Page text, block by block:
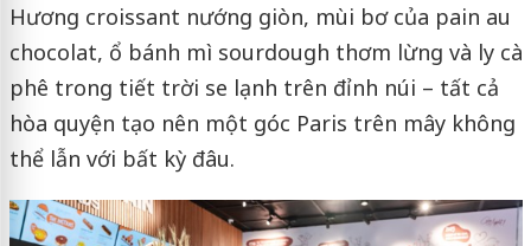
Hương croissant nướng giòn, mùi bơ của pain au
chocolat, ổ bánh mì sourdough thơm lừng và ly cà
phê trong tiết trời se lạnh trên đỉnh núi – tất cả
hòa quyện tạo nên một góc Paris trên mây không
thể lẫn với bất kỳ đâu.